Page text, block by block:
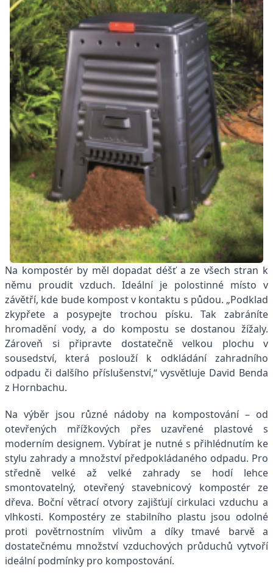
Na kompostér by měl dopadat déšť a ze všech stran k
němu proudit vzduch. Ideální je polostinné místo v
závětří, kde bude kompost v kontaktu s půdou. „Podklad
zkypřete a posypejte trochou písku. Tak zabráníte
hromadění vody, a do kompostu se dostanou žížaly.
Zároveň si připravte dostatečně velkou plochu v
sousedství, která poslouží k odkládání zahradního
odpadu či dalšího příslušenství,“ vysvětluje David Benda
z Hornbachu.
Na výběr jsou různé nádoby na kompostování – od
otevřených mřížkových přes uzavřené plastové s
moderním designem. Vybírat je nutné s přihlédnutím ke
stylu zahrady a množství předpokládaného odpadu. Pro
středně velké až velké zahrady se hodí lehce
smontovatelný, otevřený stavebnicový kompostér ze
dřeva. Boční větrací otvory zajišťují cirkulaci vzduchu a
vlhkosti. Kompostéry ze stabilního plastu jsou odolné
proti povětrnostním vlivům a díky tmavé barvě a
dostatečnému množství vzduchových průduchů vytvoří
ideální podmínky pro kompostování.